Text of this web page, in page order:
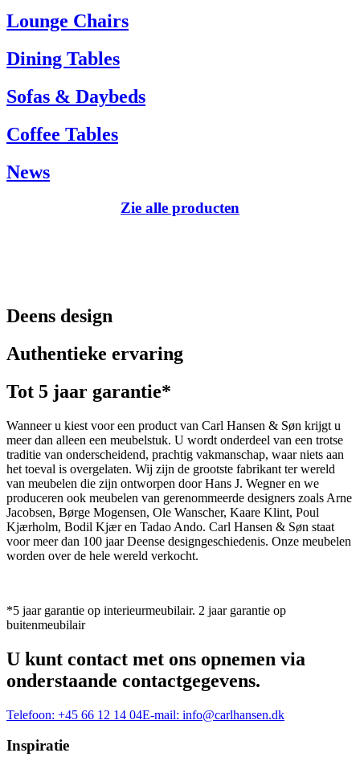
Tel.: +45 66 12 14 04
info@carlhansen.dk
Lounge Chairs
Dining Tables
Sofas & Daybeds
Coffee Tables
News
Zie alle producten
Deens design
Authentieke ervaring
Tot 5 jaar garantie*
Wanneer u kiest voor een product van Carl Hansen & Søn krijgt u
meer dan alleen een meubelstuk. U wordt onderdeel van een trotse
traditie van onderscheidend, prachtig vakmanschap, waar niets aan
het toeval is overgelaten. Wij zijn de grootste fabrikant ter wereld
van meubelen die zijn ontworpen door Hans J. Wegner en we
produceren ook meubelen van gerenommeerde designers zoals Arne
Jacobsen, Børge Mogensen, Ole Wanscher, Kaare Klint, Poul
Kjærholm, Bodil Kjær en Tadao Ando. Carl Hansen & Søn staat
voor meer dan 100 jaar Deense designgeschiedenis. Onze meubelen
worden over de hele wereld verkocht.
*5 jaar garantie op interieurmeubilair. 2 jaar garantie op
buitenmeubilair
U kunt contact met ons opnemen via
onderstaande contactgegevens.
Telefoon: +45 66 12 14 04E-mail: info@carlhansen.dk
Inspiratie